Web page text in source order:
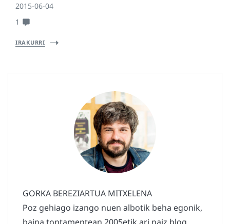
2015-06-04
1
IRAKURRI
GORKA BEREZIARTUA MITXELENA
Poz gehiago izango nuen albotik beha egonik,